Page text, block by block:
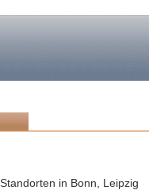
in Bonn, Leipzig